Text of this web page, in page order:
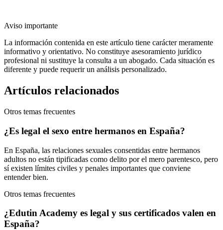
Aviso importante
La información contenida en este artículo tiene carácter meramente
informativo y orientativo. No constituye asesoramiento jurídico
profesional ni sustituye la consulta a un abogado. Cada situación es
diferente y puede requerir un análisis personalizado.
Artículos relacionados
Otros temas frecuentes
¿Es legal el sexo entre hermanos en España?
En España, las relaciones sexuales consentidas entre hermanos
adultos no están tipificadas como delito por el mero parentesco, pero
sí existen límites civiles y penales importantes que conviene
entender bien.
Otros temas frecuentes
¿Edutin Academy es legal y sus certificados valen en
España?